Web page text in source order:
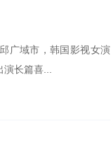
广域市，韩国影视女演
演长篇喜...